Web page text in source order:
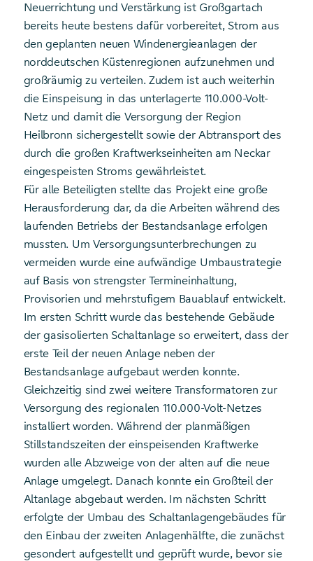
Neuerrichtung und Verstärkung ist Großgartach
bereits heute bestens dafür vorbereitet, Strom aus
den geplanten neuen Windenergieanlagen der
norddeutschen Küstenregionen aufzunehmen und
großräumig zu verteilen. Zudem ist auch weiterhin
die Einspeisung in das unterlagerte 110.000-Volt-
Netz und damit die Versorgung der Region
Heilbronn sichergestellt sowie der Abtransport des
durch die großen Kraftwerkseinheiten am Neckar
eingespeisten Stroms gewährleistet.
Für alle Beteiligten stellte das Projekt eine große
Herausforderung dar, da die Arbeiten während des
laufenden Betriebs der Bestandsanlage erfolgen
mussten. Um Versorgungsunterbrechungen zu
vermeiden wurde eine aufwändige Umbaustrategie
auf Basis von strengster Termineinhaltung,
Provisorien und mehrstufigem Bauablauf entwickelt.
Im ersten Schritt wurde das bestehende Gebäude
der gasisolierten Schaltanlage so erweitert, dass der
erste Teil der neuen Anlage neben der
Bestandsanlage aufgebaut werden konnte.
Gleichzeitig sind zwei weitere Transformatoren zur
Versorgung des regionalen 110.000-Volt-Netzes
installiert worden. Während der planmäßigen
Stillstandszeiten der einspeisenden Kraftwerke
wurden alle Abzweige von der alten auf die neue
Anlage umgelegt. Danach konnte ein Großteil der
Altanlage abgebaut werden. Im nächsten Schritt
erfolgte der Umbau des Schaltanlagengebäudes für
den Einbau der zweiten Anlagenhälfte, die zunächst
gesondert aufgestellt und geprüft wurde, bevor sie